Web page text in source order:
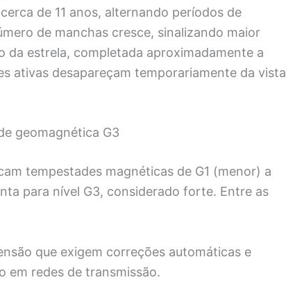
de 11 anos, alternando períodos de
de manchas cresce, sinalizando maior
da estrela, completada aproximadamente a
ativas desapareçam temporariamente da vista
geomagnética G3
tempestades magnéticas de G1 (menor) a
para nível G3, considerado forte. Entre as
que exigem correções automáticas e
em redes de transmissão.